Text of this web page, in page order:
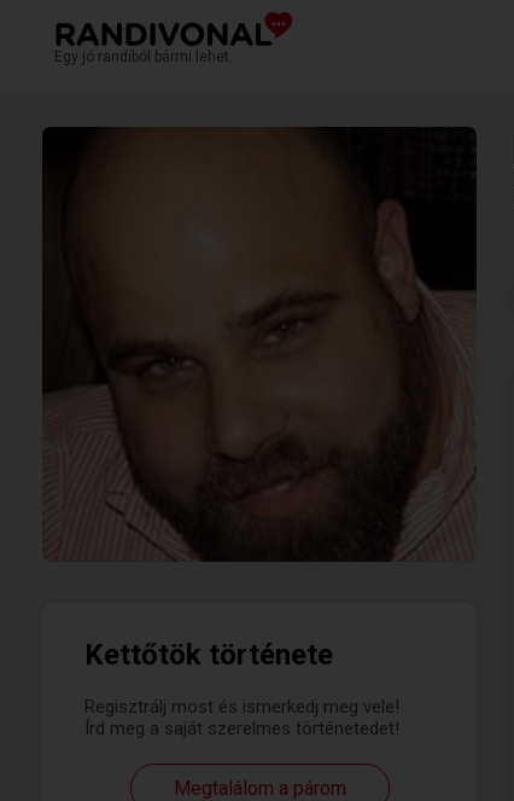
Egy jó randiból bármi lehet.
Kettőtök története
Regisztrálj most és ismerkedj meg vele!
Írd meg a saját szerelmes történetedet!
Megtalálom a párom